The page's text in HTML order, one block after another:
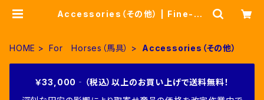
Accessories（その他） | Fine-Ho
HOME For Horses（馬具） Accessories（その他）
￥33,000‐（税込）以上のお買い上げで送料無料！